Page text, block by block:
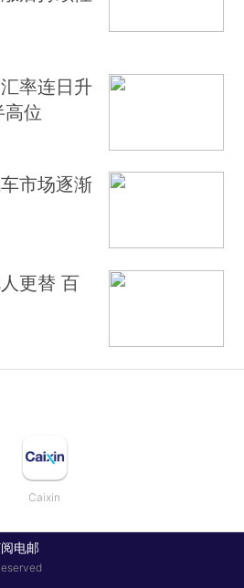
率连日升
高位
市场逐渐
更替 百
Caixin
电邮